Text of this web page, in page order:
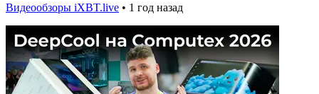
Видеообзоры iXBT.live • 1 год назад